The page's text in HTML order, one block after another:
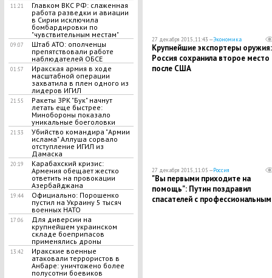
11:21
Главком ВКС РФ: слаженная
работа разведки и авиации
в Сирии исключила
бомбардировки по
"чувствительным местам"
09:07
Штаб АТО: ополченцы
препятствовали работе
наблюдателей ОБСЕ
01:57
Иракская армия в ходе
масштабной операции
захватила в плен одного из
лидеров ИГИЛ
21:55
Ракеты ЗРК "Бук" начнут
летать еще быстрее:
Минобороны показало
уникальные боеголовки
21:33
Убийство командира "Армии
ислама" Аллуша сорвало
отступление ИГИЛ из
Дамаска
20:19
Карабахский кризис:
Армения обещает жестко
ответить на провокации
Азербайджана
19:44
Официально: Порошенко
пустил на Украину 5 тысяч
военных НАТО
17:06
Для диверсии на
крупнейшем украинском
складе боеприпасов
применялись дроны
13:42
Иракские военные
атаковали террористов в
Анбаре: уничтожено более
полусотни боевиков
27 декабря 2015, 11:43 —Экономика
Крупнейшие экспортеры оружия:
Россия сохранила второе место
после США
27 декабря 2015, 11:05 —Россия
"Вы первыми приходите на
помощь": Путин поздравил
спасателей с профессиональным